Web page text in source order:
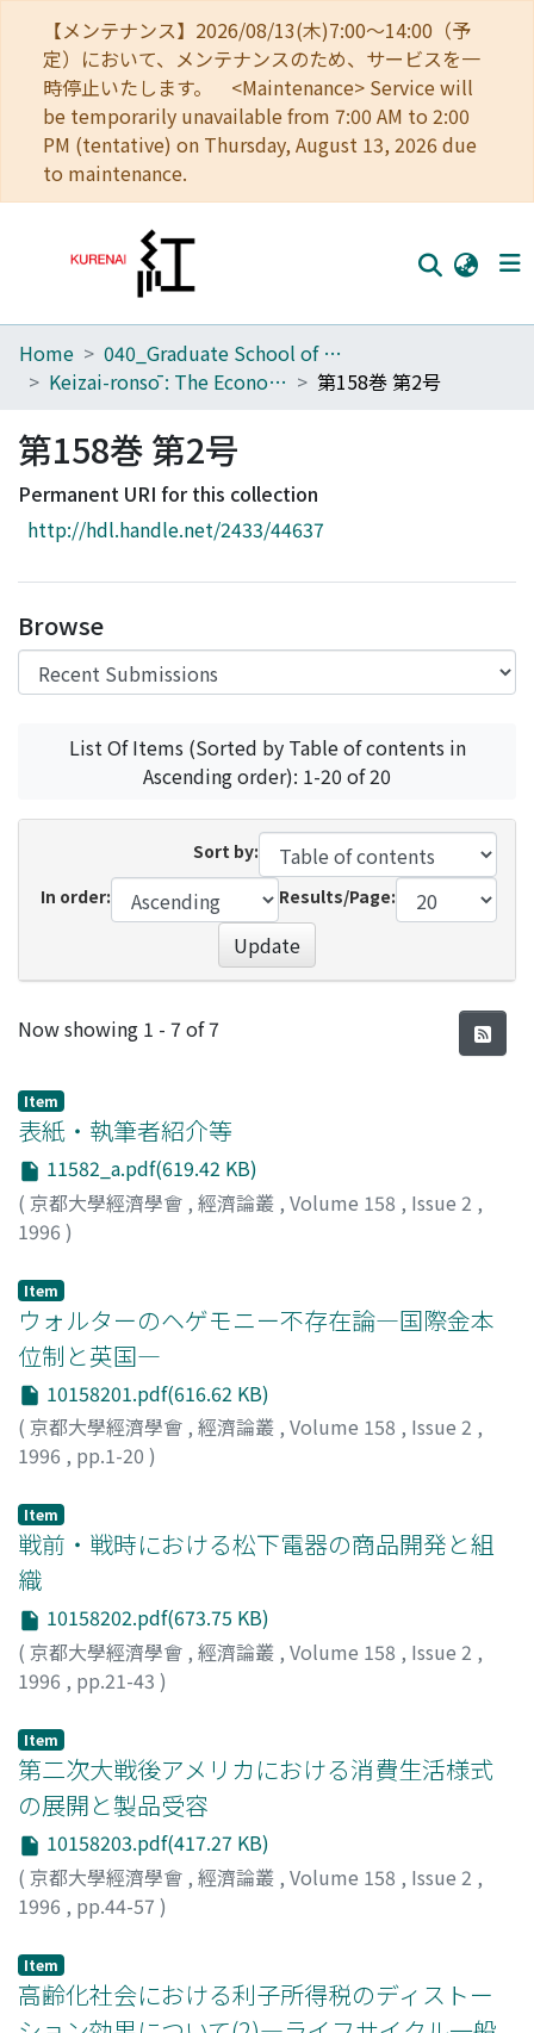
【メンテナンス】2026/08/13(木)7:00～14:00（予
定）において、メンテナンスのため、サービスを一
時停止いたします。 <Maintenance> Service will
be temporarily unavailable from 7:00 AM to 2:00
PM (tentative) on Thursday, August 13, 2026 due
to maintenance.
Home
Browse
Download Ranking
Access Statistics
Home
040_Graduate School of Economics
Keizai-ronsō : The Economic Review
第158巻 第2号
第158巻 第2号
Permanent URI for this collection
http://hdl.handle.net/2433/44637
Browse
List Of Items (Sorted by Table of contents in
Ascending order): 1-20 of 20
Sort by:
In order:
Results/Page:
Update
Recent Submissions
Now showing 1 - 7 of 7
Item
表紙・執筆者紹介等
11582_a.pdf(619.42 KB)
( 京都大學經濟學會 , 經濟論叢 , Volume 158 , Issue 2 ,
1996 )
Item
ウォルターのヘゲモニー不存在論―国際金本
位制と英国―
10158201.pdf(616.62 KB)
( 京都大學經濟學會 , 經濟論叢 , Volume 158 , Issue 2 ,
1996 , pp.1-20 )
Item
戦前・戦時における松下電器の商品開発と組
織
10158202.pdf(673.75 KB)
( 京都大學經濟學會 , 經濟論叢 , Volume 158 , Issue 2 ,
1996 , pp.21-43 )
Item
第二次大戦後アメリカにおける消費生活様式
の展開と製品受容
10158203.pdf(417.27 KB)
( 京都大學經濟學會 , 經濟論叢 , Volume 158 , Issue 2 ,
1996 , pp.44-57 )
Item
高齢化社会における利子所得税のディストー